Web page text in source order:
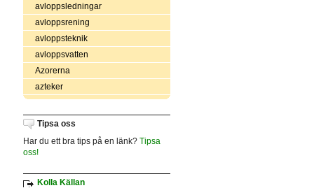
avloppsledningar
avloppsrening
avloppsteknik
avloppsvatten
Azorerna
azteker
Tipsa oss
Har du ett bra tips på en länk? Tipsa
oss!
Kolla Källan